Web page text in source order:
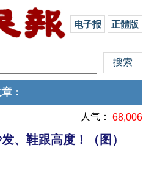
电子报 正體版
：
人气： 68,006
、鞋跟高度！（图）